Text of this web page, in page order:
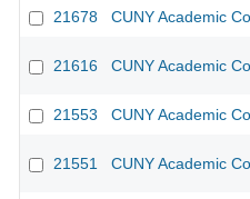
21678 CUNY Academic
21616 CUNY Academic
21553 CUNY Academic
21551 CUNY Academic